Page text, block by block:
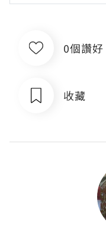
0個讚好
收藏